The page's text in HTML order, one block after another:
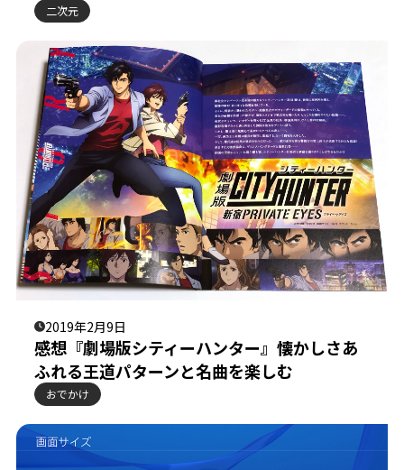
二次元
2019年2月9日
感想『劇場版シティーハンター』懐かしさあ
ふれる王道パターンと名曲を楽しむ
おでかけ